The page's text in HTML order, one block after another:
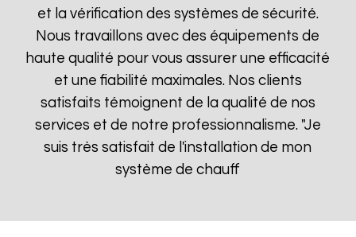
et la vérification des systèmes de sécurité.
Nous travaillons avec des équipements de
haute qualité pour vous assurer une efficacité
et une fiabilité maximales. Nos clients
satisfaits témoignent de la qualité de nos
services et de notre professionnalisme. "Je
suis très satisfait de l'installation de mon
système de chauff